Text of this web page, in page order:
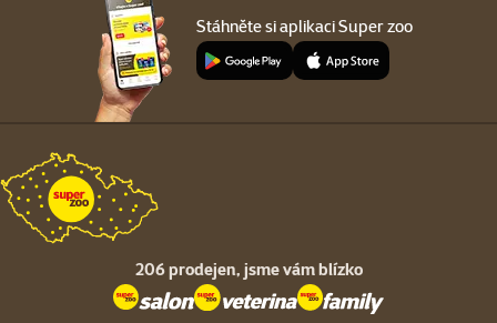
Stáhněte si aplikaci Super zoo
206 prodejen, jsme vám blízko